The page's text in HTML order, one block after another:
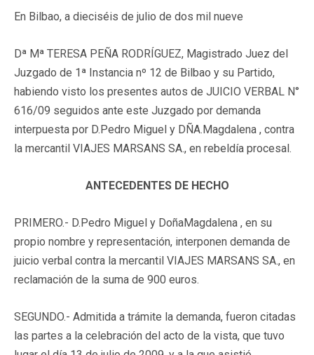
En Bilbao, a dieciséis de julio de dos mil nueve
Dª Mª TERESA PEÑA RODRÍGUEZ, Magistrado Juez del
Juzgado de 1ª Instancia nº 12 de Bilbao y su Partido,
habiendo visto los presentes autos de JUICIO VERBAL N°
616/09 seguidos ante este Juzgado por demanda
interpuesta por D.Pedro Miguel y DÑA.Magdalena , contra
la mercantil VIAJES MARSANS SA., en rebeldía procesal.
ANTECEDENTES DE HECHO
PRIMERO.- D.Pedro Miguel y DoñaMagdalena , en su
propio nombre y representación, interponen demanda de
juicio verbal contra la mercantil VIAJES MARSANS SA., en
reclamación de la suma de 900 euros.
SEGUNDO.- Admitida a trámite la demanda, fueron citadas
las partes a la celebración del acto de la vista, que tuvo